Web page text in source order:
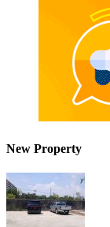
New Property